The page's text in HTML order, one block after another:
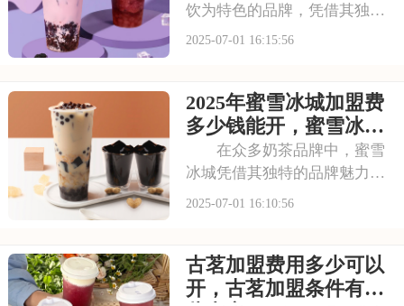
饮为特色的品牌，凭借其独特
的口感和深厚的文化底蕴，赢
优质茶叶和新鲜食材，搭配独
特的配方，呈现出浓郁的茶香
和丰富的口感。让我
2025-07-01 16:15:56
2025年蜜雪冰城加盟费
多少钱能开，蜜雪冰城
加盟条件有哪些需要了
解
在众多奶茶品牌中，蜜雪
冰城凭借其独特的品牌魅力脱
颖而出。它赢得了广大消费者
自己的店铺注入活力。品牌效
应不仅能吸引更多的顾客，还
2025-07-01 16:10:56
古茗加盟费用多少可以
开，古茗加盟条件有哪